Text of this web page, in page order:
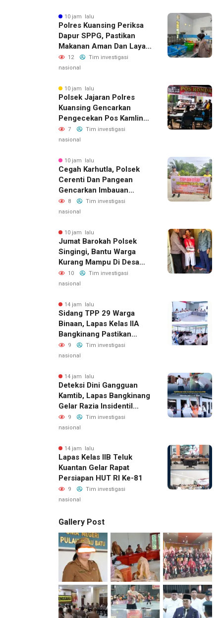
Belanja Bernilai Besar Jadi
Sorotan; LSM GEMPUR
Siapkan Laporan ke
Kejaksaan
10 jam lalu
Polres Kuansing Periksa
Dapur SPPG, Pastikan
Makanan Aman Dan Layak
Dikonsumsi
12
Tim investigasi
nasional
10 jam lalu
Polsek Jajaran Polres
Kuansing Gencarkan
Pengecekan Pos Kamling,
Kapolres Ajak Warga Aktif
Jaga Keamanan
7
Tim investigasi
nasional
10 jam lalu
Cegah Karhutla, Polsek
Cerenti Dan Pangean
Gencarkan Imbauan
Kepada Masyarakat
8
Tim investigasi
nasional
10 jam lalu
Jumat Barokah Polsek
Singingi, Bantu Warga
Kurang Mampu Di Desa
Sungai Kuning
10
Tim investigasi
nasional
14 jam lalu
Sidang TPP 29 Warga
Binaan, Lapas Kelas IIA
Bangkinang Pastikan
Layanan Integrasi Gratis
Dan Transparan
9
Tim investigasi
nasional
14 jam lalu
Deteksi Dini Gangguan
Kamtib, Lapas Bangkinang
Gelar Razia Insidentil
Menuju Zero Halinar
9
Tim investigasi
nasional
14 jam lalu
Lapas Kelas IIB Teluk
Kuantan Gelar Rapat
Persiapan HUT RI Ke-81
9
Tim investigasi
nasional
Gallery Post